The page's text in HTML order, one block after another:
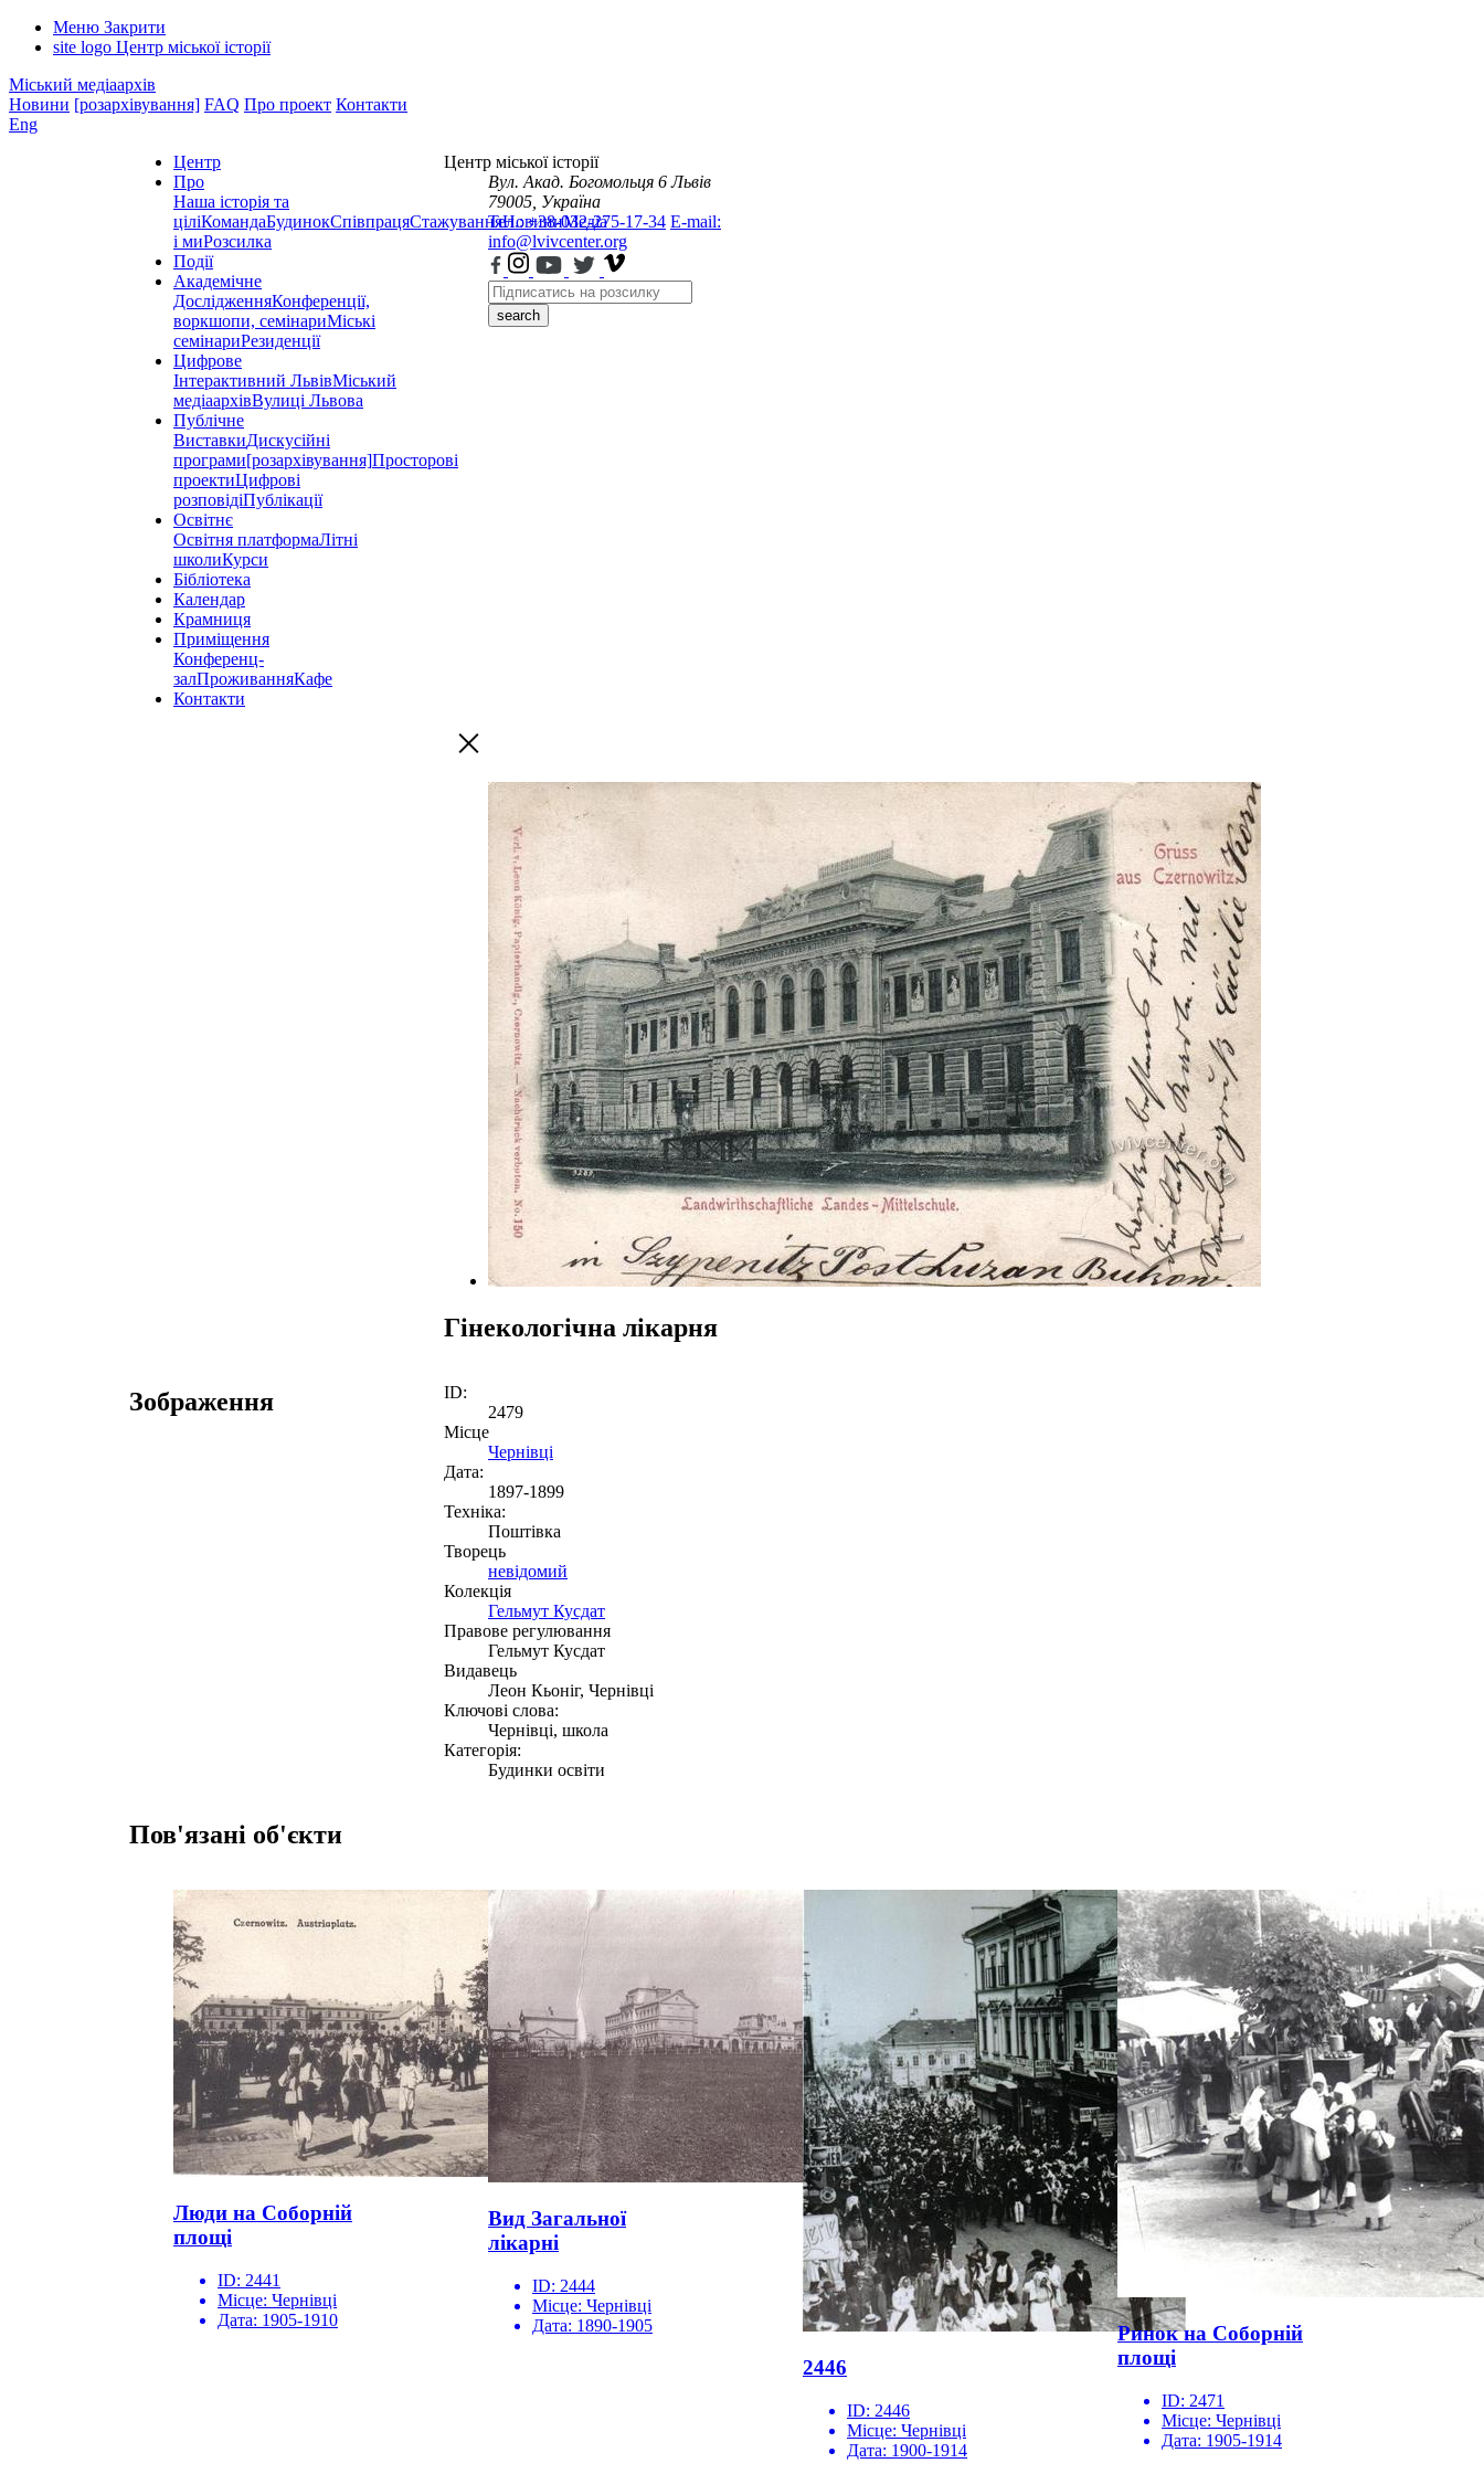
Меню Закрити
site logo Центр міської історії
Міський медіаархів
Новини [розархівування] FAQ Про проект Контакти
Eng
Центр
Про
Наша історія та
ціліКомандаБудинокСпівпрацяСтажуванняНовиниМедіа
і миРозсилка
Події
Академічне
ДослідженняКонференції,
воркшопи, семінариМіські
семінариРезиденції
Цифрове
Інтерактивний ЛьвівМіський
медіаархівВулиці Львова
Публічне
ВиставкиДискусійні
програми[розархівування]Просторові
проектиЦифрові
розповідіПублікації
Освітнє
Освітня платформаЛітні
школиКурси
Бібліотека
Календар
Крамниця
Приміщення
Конференц-
залПроживанняКафе
Контакти
Центр міської історії
Вул. Акад. Богомольця 6 Львів
79005, Україна
Тел.: +38-032-275-17-34 E-mail:
info@lvivcenter.org
search
Гінекологічна лікарня
Зображення
ID:
2479
Місце
Чернівці
Дата:
1897-1899
Техніка:
Поштівка
Творець
невідомий
Колекція
Гельмут Кусдат
Правове регулювання
Гельмут Кусдат
Видавець
Леон Кьоніг, Чернівці
Ключові слова:
Чернівці, школа
Категорія:
Будинки освіти
Пов'язані об'єкти
Люди на Соборній
площі
ID: 2441
Місце: Чернівці
Дата: 1905-1910
Вид Загальної
лікарні
ID: 2444
Місце: Чернівці
Дата: 1890-1905
2446
ID: 2446
Місце: Чернівці
Дата: 1900-1914
Ринок на Соборній
площі
ID: 2471
Місце: Чернівці
Дата: 1905-1914